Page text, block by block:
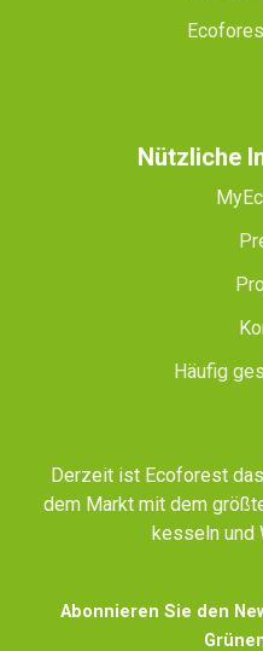
Nützliche
Häufig
Derzeit ist Ecoforest
dem Markt mit dem
kesseln und
Abonnieren Sie den